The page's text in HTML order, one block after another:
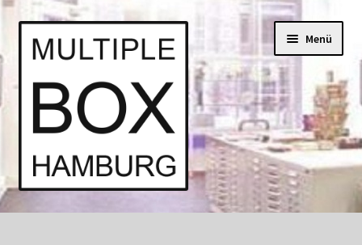
Zur
Navigation
Springe
zum
Menü
Start